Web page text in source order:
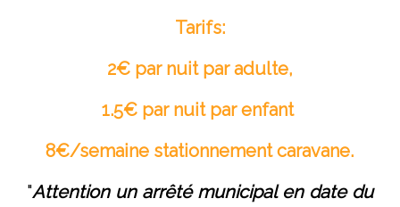
Tarifs:
2€ par nuit par adulte,
1.5€ par nuit par enfant
8€/semaine stationnement caravane.
"Attention un arrêté municipal en date du